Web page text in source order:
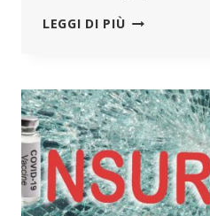
LEGGI DI PIÙVERA
RESISTIAMO
TUTTI,
MAI
PIÙ
È
ORA”
–